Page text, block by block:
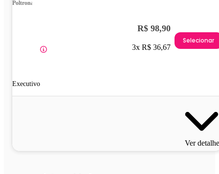
Poltrona
Executivo
R$ 98,90
3x R$ 36,67
Selecionar
Ver